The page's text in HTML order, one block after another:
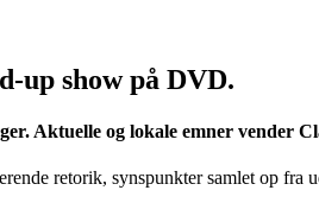
up show på DVD.
Aktuelle og lokale emner vender
retorik, synspunkter samlet op